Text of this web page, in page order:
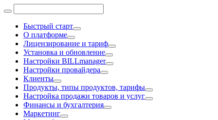
Быстрый старт
О платформе
Лицензирование и тариф
Установка и обновление
Настройки BILLmanager
Настройки провайдера
Клиенты
Продукты, типы продуктов, тарифы
Настройка продажи товаров и услуг
Финансы и бухгалтерия
Маркетинг